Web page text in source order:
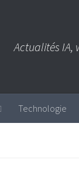
Actualités IA,
Technologie